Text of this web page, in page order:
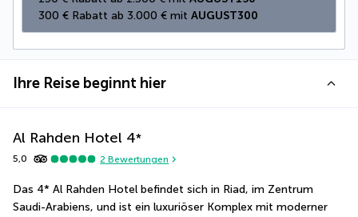
300 € Rabatt ab 3.000 € mit AUGUST300
Ihre Reise beginnt hier
Al Rahden Hotel 4*
5,0 2 Bewertungen
Das 4* Al Rahden Hotel befindet sich in Riad, im Zentrum
Saudi-Arabiens, und ist ein luxuriöser Komplex mit moderner